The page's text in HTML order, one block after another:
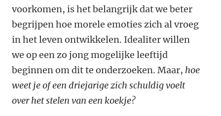
voorkomen, is het belangrijk dat we beter
begrijpen hoe morele emoties zich al vroeg
in het leven ontwikkelen. Idealiter willen
we op een zo jong mogelijke leeftijd
beginnen om dit te onderzoeken. Maar, hoe
weet je of een driejarige zich schuldig voelt
over het stelen van een koekje?